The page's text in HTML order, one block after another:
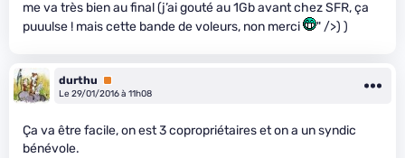
me va très bien au final (j’ai gouté au 1Gb avant chez SFR, ça
puuulse ! mais cette bande de voleurs, non merci
" />) )
durthu
Premium
Le 29/01/2016 à 11h08
Ça va être facile, on est 3 copropriétaires et on a un syndic
bénévole.